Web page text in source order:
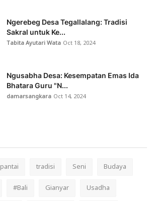
Ngerebeg Desa Tegallalang: Tradisi
Sakral untuk Ke...
Tabita Ayutari Wata Oct 18, 2024
Ngusabha Desa: Kesempatan Emas Ida
Bhatara Guru "N...
damarsangkara Oct 14, 2024
pantai tradisi Seni
Budaya
#Bali Gianyar
Usadha